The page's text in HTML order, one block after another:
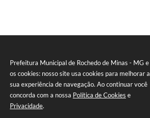
Prefeitura Municipal de Rochedo de Minas - MG e
os cookies: nosso site usa cookies para melhorar a
sua experiência de navegação. Ao continuar você
concorda com a nossa Política de Cookies e
Privacidade.